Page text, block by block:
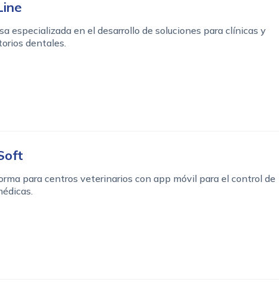
especializada en el desarrollo de soluciones para clínicas y
dentales.
para centros veterinarios con app móvil para el control de